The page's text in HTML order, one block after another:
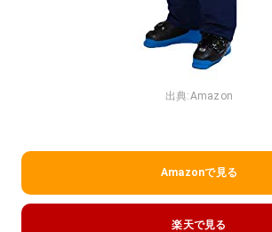
出典:Amazon
Amazonで見る
楽天で見る